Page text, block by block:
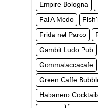
Empire Bologna
Fai A Modo
Frida nel Parco
Gambit Ludo Pub
Gommalaccacafe
Green Caffe
Habanero